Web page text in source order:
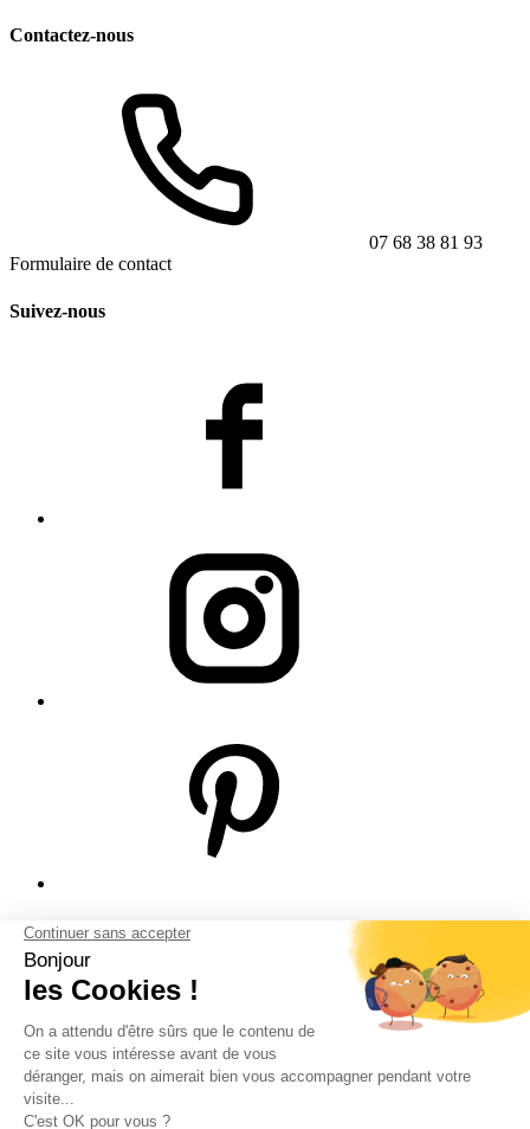
Contactez-nous
07 68 38 81 93
Formulaire de contact
Suivez-nous
© Bodeor 2026